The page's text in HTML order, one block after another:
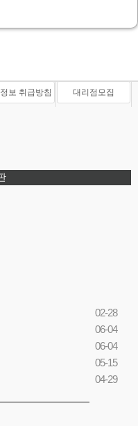
보 취급방침 대리점모집
02-28
06-04
06-04
05-15
04-29